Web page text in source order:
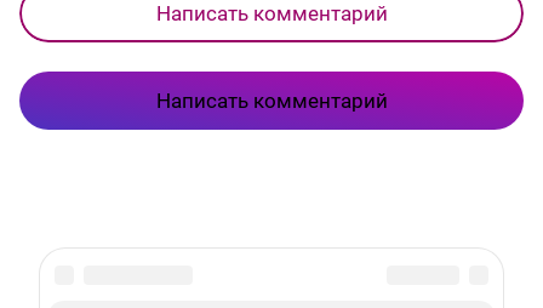
Написать комментарий
Написать комментарий